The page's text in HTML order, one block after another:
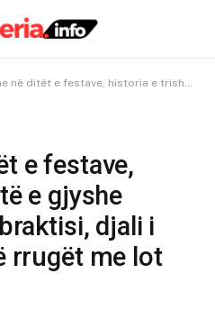
festave, historia e trishtë e gjyshe Dritës! Burri e braktisi, djali i vdiq: I kam larë rrugët me lot
e festave,
e gjyshe
djali i
rrugët me lot